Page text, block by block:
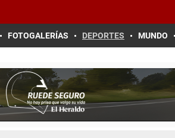
FOTOGALERÍAS DEPORTES MUNDO